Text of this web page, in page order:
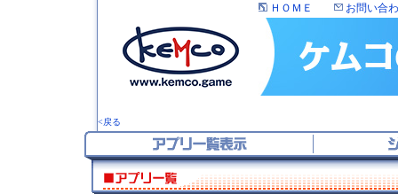
ＨＯＭＥ お問い合
<戻る